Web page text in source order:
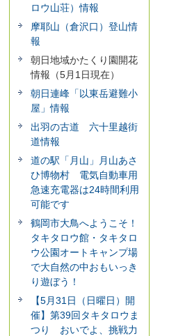
ロウ山荘）情報
摩耶山（倉沢口）登山情
報
朝日地域かたくり園開花
情報（5月1日現在）
朝日連峰「以東岳避難小
屋」情報
出羽の古道 六十里越街
道情報
道の駅「月山」月山あさ
ひ博物村 電気自動車用
急速充電器は24時間利用
可能です
鶴岡市大鳥へようこそ！
タキタロウ館・タキタロ
ウ公園オートキャンプ場
で大自然の中おもいっき
り遊ぼう！
【5月31日（日曜日）開
催】第39回タキタロウま
つり おいでよ、挑戦力